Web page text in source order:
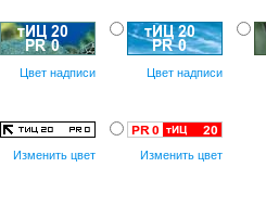
Цвет надписи Цвет надписи
Изменить цвет Изменить цвет